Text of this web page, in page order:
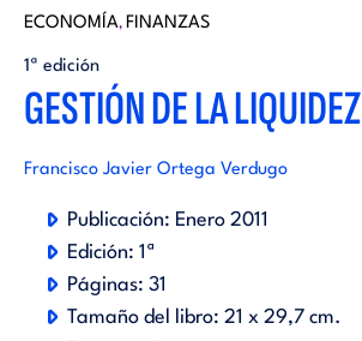
r
i
a
a
ECONOMÍA, FINANZAS
1ª edición
GESTIÓN DE LA LIQUIDEZ
Francisco Javier Ortega Verdugo
Publicación: Enero 2011
Edición: 1ª
Páginas: 31
Tamaño del libro: 21 x 29,7 cm.